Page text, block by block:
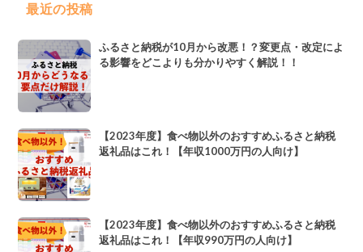
最近の投稿
ふるさと納税が10月から改悪！？変更点・改定によ
る影響をどこよりも分かりやすく解説！！
【2023年度】食べ物以外のおすすめふるさと納税
返礼品はこれ！【年収1000万円の人向け】
【2023年度】食べ物以外のおすすめふるさと納税
返礼品はこれ！【年収990万円の人向け】